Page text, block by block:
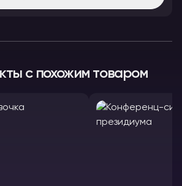
с похожим товаром